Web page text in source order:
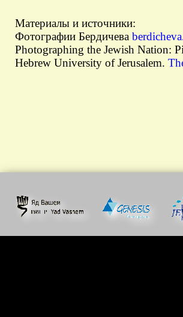
Материалы и источники:
Фотографии Бердичева
Photographing the Jewish Nation:
Hebrew University of Jerusalem.